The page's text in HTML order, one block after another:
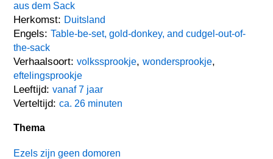
aus dem Sack
Herkomst: Duitsland
Engels:Table-be-set, gold-donkey, and cudgel-out-of-
the-sack
Verhaalsoort:volkssprookje,wondersprookje,
eftelingsprookje
Leeftijd:vanaf 7 jaar
Verteltijd:ca. 26 minuten
Thema
Ezels zijn geen domoren